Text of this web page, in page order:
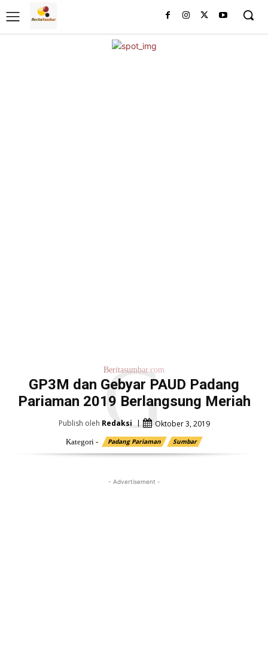
Beritasumbar.com
GP3M dan Gebyar PAUD Padang
Pariaman 2019 Berlangsung Meriah
G
Publish oleh Redaksi Oktober 3, 2019
Kategori - Padang Pariaman Sumbar
- Advertisement -